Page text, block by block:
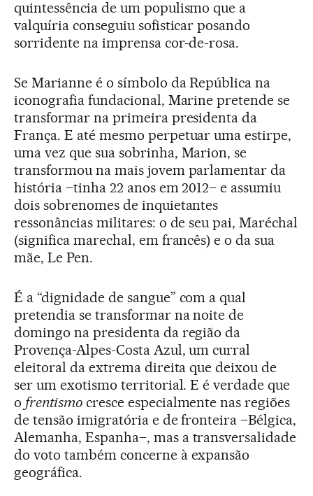
quintessência de um populismo que a
valquíria conseguiu sofisticar posando
sorridente na imprensa cor-de-rosa.
Se Marianne é o símbolo da República na
iconografia fundacional, Marine pretende se
transformar na primeira presidenta da
França. E até mesmo perpetuar uma estirpe,
uma vez que sua sobrinha, Marion, se
transformou na mais jovem parlamentar da
história –tinha 22 anos em 2012– e assumiu
dois sobrenomes de inquietantes
ressonâncias militares: o de seu pai, Maréchal
(significa marechal, em francês) e o da sua
mãe, Le Pen.
É a “dignidade de sangue” com a qual
pretendia se transformar na noite de
domingo na presidenta da região da
Provença-Alpes-Costa Azul, um curral
eleitoral da extrema direita que deixou de
ser um exotismo territorial. E é verdade que
o frentismocresce especialmente nas regiões
de tensão imigratória e de fronteira –Bélgica,
Alemanha, Espanha–, mas a transversalidade
do voto também concerne à expansão
geográfica.